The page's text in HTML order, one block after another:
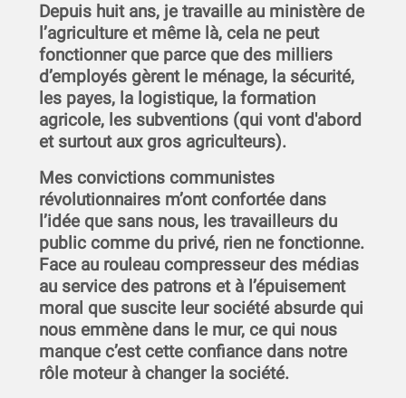
Depuis huit ans, je travaille au ministère de
l’agriculture et même là, cela ne peut
fonctionner que parce que des milliers
d’employés gèrent le ménage, la sécurité,
les payes, la logistique, la formation
agricole, les subventions (qui vont d'abord
et surtout aux gros agriculteurs).
Mes convictions communistes
révolutionnaires m’ont confortée dans
l’idée que sans nous, les travailleurs du
public comme du privé, rien ne fonctionne.
Face au rouleau compresseur des médias
au service des patrons et à l’épuisement
moral que suscite leur société absurde qui
nous emmène dans le mur, ce qui nous
manque c’est cette confiance dans notre
rôle moteur à changer la société.